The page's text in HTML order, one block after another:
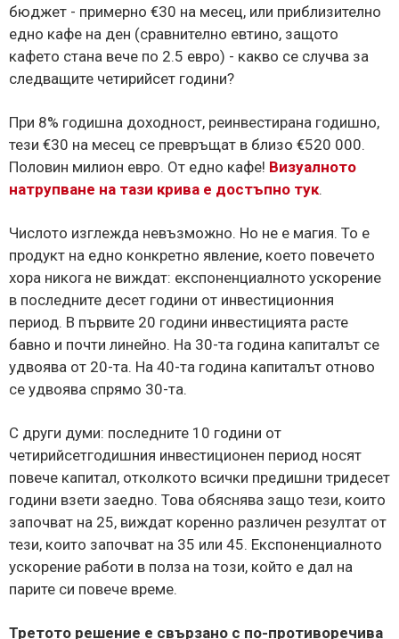
бюджет - примерно €30 на месец, или приблизително
едно кафе на ден (сравнително евтино, защото
кафето стана вече по 2.5 евро) - какво се случва за
следващите четирийсет години?
При 8% годишна доходност, реинвестирана годишно,
тези €30 на месец се превръщат в близо €520 000.
Половин милион евро. От едно кафе! Визуалното
натрупване на тази крива е достъпно тук.
Числото изглежда невъзможно. Но не е магия. То е
продукт на едно конкретно явление, което повечето
хора никога не виждат: експоненциалното ускорение
в последните десет години от инвестиционния
период. В първите 20 години инвестицията расте
бавно и почти линейно. На 30-та година капиталът се
удвоява от 20-та. На 40-та година капиталът отново
се удвоява спрямо 30-та.
С други думи: последните 10 години от
четирийсетгодишния инвестиционен период носят
повече капитал, отколкото всички предишни тридесет
години взети заедно. Това обяснява защо тези, които
започват на 25, виждат коренно различен резултат от
тези, които започват на 35 или 45. Експоненциалното
ускорение работи в полза на този, който е дал на
парите си повече време.
Третото решение е свързано с по-противоречива